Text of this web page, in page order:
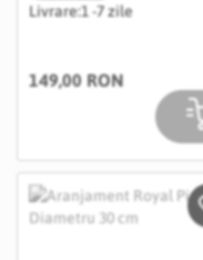
Livrare:1 -7 zile
149,00 RON